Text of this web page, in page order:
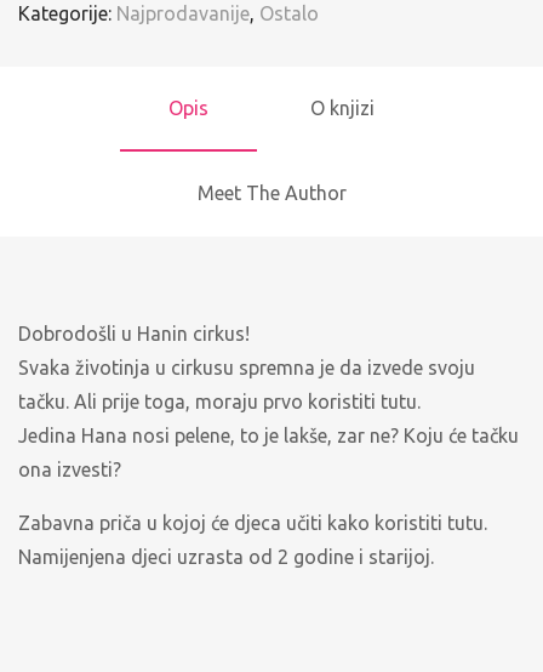
Kategorije: Najprodavanije, Ostalo
Opis O knjizi
Meet The Author
Dobrodošli u Hanin cirkus!
Svaka životinja u cirkusu spremna je da izvede svoju
tačku. Ali prije toga, moraju prvo koristiti tutu.
Jedina Hana nosi pelene, to je lakše, zar ne? Koju će tačku
ona izvesti?
Zabavna priča u kojoj će djeca učiti kako koristiti tutu.
Namijenjena djeci uzrasta od 2 godine i starijoj.